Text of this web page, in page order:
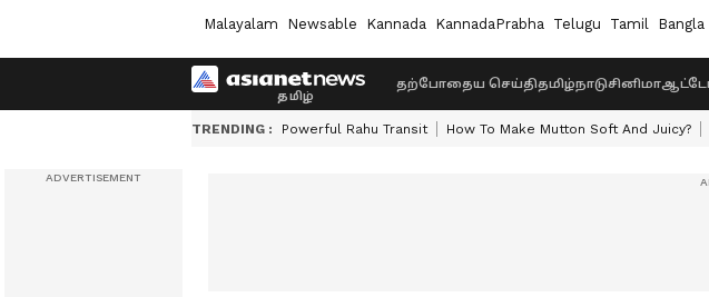
Malayalam Newsable Kannada KannadaPrabha Telugu Tamil Bangla
தற்போதைய செய்திதமிழ்நாடுசினிமா
TRENDING : Powerful Rahu Transit How To Make Mutton Soft And Juicy?